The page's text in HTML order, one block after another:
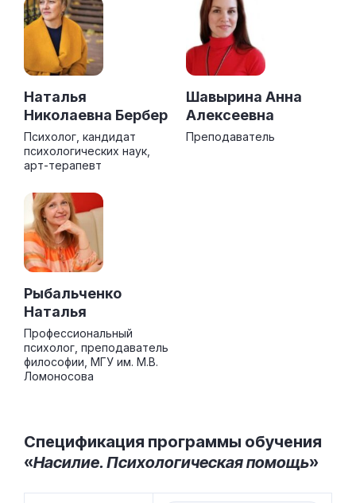
Наталья
Николаевна Бербер
Психолог, кандидат
психологических наук,
арт-терапевт
Шавырина Анна
Алексеевна
Преподаватель
Рыбальченко
Наталья
Профессиональный
психолог, преподаватель
философии, МГУ им. М.В.
Ломоносова
Спецификация программы обучения
«Насилие. Психологическая помощь»